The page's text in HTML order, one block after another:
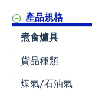
產品規格
煮食爐具
貨品種類
煤氣/石油氣